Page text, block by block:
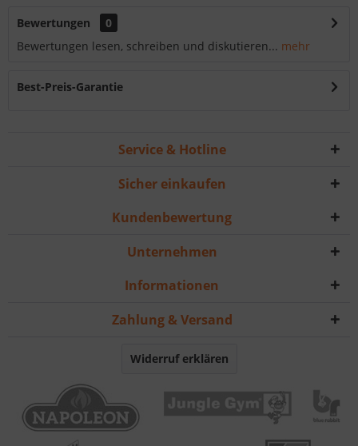
Bewertungen
0
Bewertungen lesen, schreiben und diskutieren... mehr
Best-Preis-Garantie
Service & Hotline
Sicher einkaufen
Kundenbewertung
Unternehmen
Informationen
Zahlung & Versand
Widerruf erklären